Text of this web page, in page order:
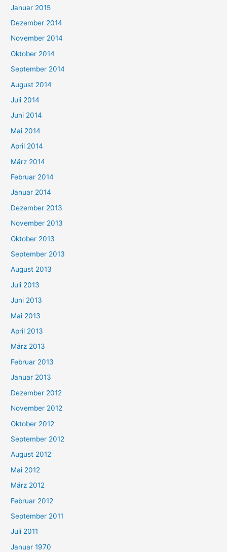
Januar 2015
Dezember 2014
November 2014
Oktober 2014
September 2014
August 2014
Juli 2014
Juni 2014
Mai 2014
April 2014
März 2014
Februar 2014
Januar 2014
Dezember 2013
November 2013
Oktober 2013
September 2013
August 2013
Juli 2013
Juni 2013
Mai 2013
April 2013
März 2013
Februar 2013
Januar 2013
Dezember 2012
November 2012
Oktober 2012
September 2012
August 2012
Mai 2012
März 2012
Februar 2012
September 2011
Juli 2011
Januar 1970